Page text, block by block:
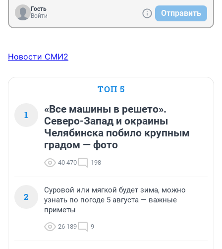
Гость
Войти
Отправить
Новости СМИ2
ТОП 5
1
«Все машины в решето».
Северо-Запад и окраины
Челябинска побило крупным
градом — фото
40 470 198
2
Суровой или мягкой будет зима, можно
узнать по погоде 5 августа — важные
приметы
26 189 9